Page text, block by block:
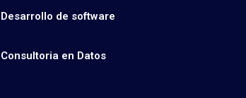
Desarrollo de software
Consultoria en Datos